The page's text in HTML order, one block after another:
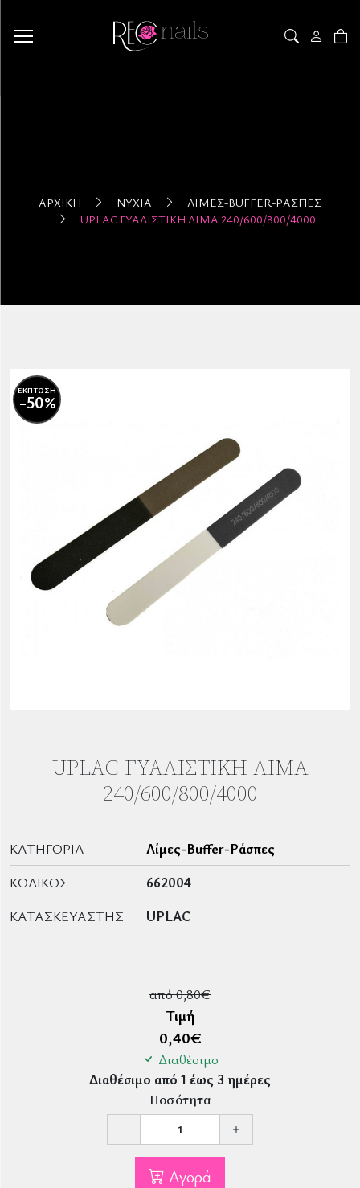
ΑΡΧΙΚΉ ΝΎΧΙΑ
ΛΊΜΕΣ-BUFFER-ΡΆΣΠΕΣ
UPLAC ΓΥΑΛΙΣΤΙΚΉ ΛΊΜΑ 240/600/800/4000
ΕΚΠΤΩΣΗ
-50%
UPLAC ΓΥΑΛΙΣΤΙΚΉ ΛΊΜΑ
240/600/800/4000
ΚΑΤΗΓΟΡΊΑ
Λίμες-Buffer-Ράσπες
ΚΩΔΙΚΌΣ
662004
ΚΑΤΑΣΚΕΥΑΣΤΉΣ
UPLAC
από 0,80€
Τιμή
0,40€
Διαθέσιμο
Διαθέσιμο από 1 έως 3 ημέρες
Ποσότητα
Αγορά